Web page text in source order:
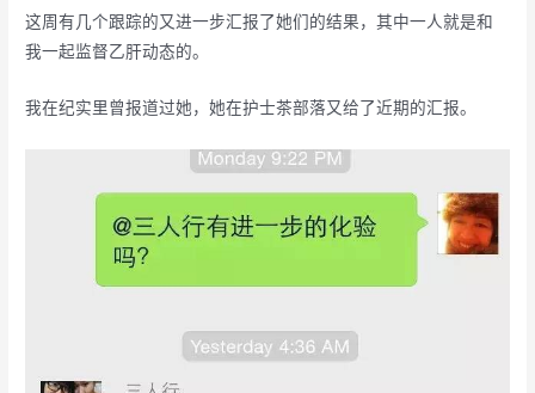
这周有几个跟踪的又进一步汇报了她们的结果，其中一人就是和
我一起监督乙肝动态的。
我在纪实里曾报道过她，她在护士茶部落又给了近期的汇报。